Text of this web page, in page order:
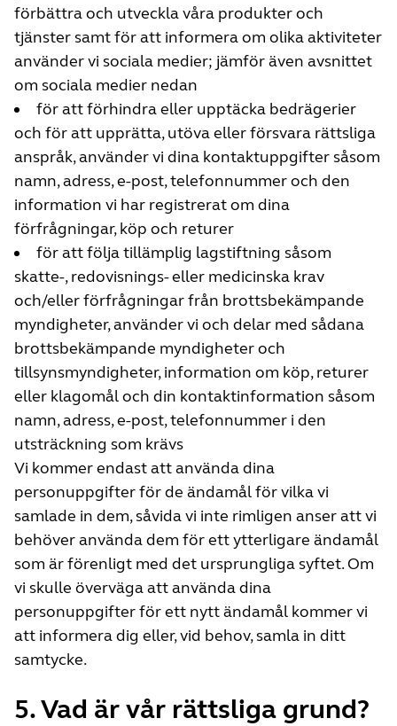
förbättra och utveckla våra produkter och
tjänster samt för att informera om olika aktiviteter
använder vi sociala medier; jämför även avsnittet
om sociala medier nedan
för att förhindra eller upptäcka bedrägerier
och för att upprätta, utöva eller försvara rättsliga
anspråk, använder vi dina kontaktuppgifter såsom
namn, adress, e-post, telefonnummer och den
information vi har registrerat om dina
förfrågningar, köp och returer
för att följa tillämplig lagstiftning såsom
skatte-, redovisnings- eller medicinska krav
och/eller förfrågningar från brottsbekämpande
myndigheter, använder vi och delar med sådana
brottsbekämpande myndigheter och
tillsynsmyndigheter, information om köp, returer
eller klagomål och din kontaktinformation såsom
namn, adress, e-post, telefonnummer i den
utsträckning som krävs
Vi kommer endast att använda dina
personuppgifter för de ändamål för vilka vi
samlade in dem, såvida vi inte rimligen anser att vi
behöver använda dem för ett ytterligare ändamål
som är förenligt med det ursprungliga syftet. Om
vi skulle överväga att använda dina
personuppgifter för ett nytt ändamål kommer vi
att informera dig eller, vid behov, samla in ditt
samtycke.
5. Vad är vår rättsliga grund?